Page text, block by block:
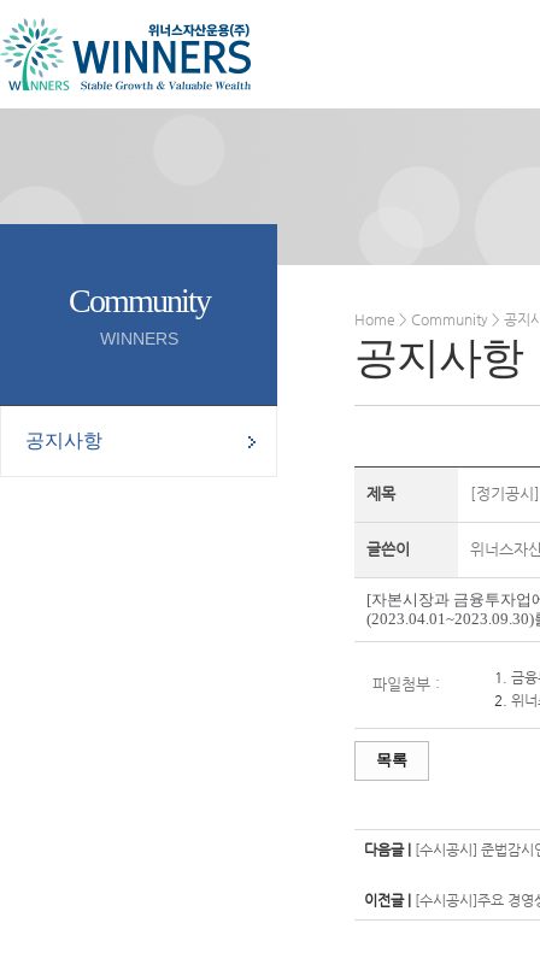
Community
WINNERS
공지사항
Home > Community > 공지
공지사항
제목 [정기공
글쓴이 위너스자
[자본시장과 금융투자업
파일첨부 : 1. 금
2. 위
목록
다음글 | [수시공시] 준법감시
이전글 | [수시공시]주요 경영